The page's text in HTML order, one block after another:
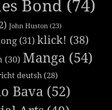
Bond (74)
John Huston (23)
(31) klick! (38)
(30) Manga (54)
deutsh(28)
Bava (52)